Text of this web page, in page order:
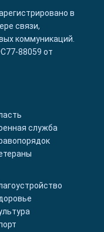
в
связи,
коммуникаций.
88059 от
служба